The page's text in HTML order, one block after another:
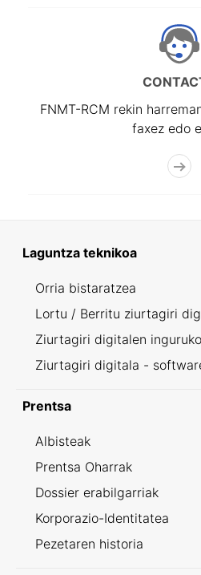
FNMT-RCM rekin
faxez edo
Laguntza teknikoa
Orria bistaratzea
Lortu / Berritu ziurtagiri
Ziurtagiri digitalen
Ziurtagiri digitala -
Prentsa
Albisteak
Prentsa Oharrak
Dossier erabilgarriak
Korporazio-Identitatea
Pezetaren historia